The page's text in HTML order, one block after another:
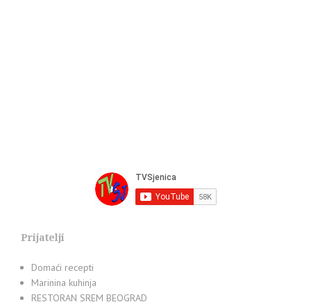
Prijatelji
Domaći recepti
Marinina kuhinja
RESTORAN SREM BEOGRAD